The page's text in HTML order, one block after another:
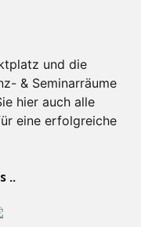
und die
& Seminarräume
hier auch alle
eine erfolgreiche
..